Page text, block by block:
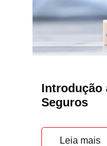
Introdução
Seguros
Leia mais